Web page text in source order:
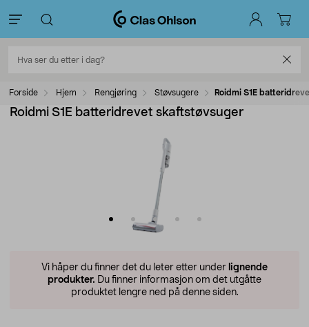
Forside Hjem Rengjøring Støvsugere Roidmi S1E
Roidmi S1E batteridrevet skaftstøvsuger
Vi håper du finner det du leter etter under lignende
produkter. Du finner informasjon om det utgåtte
produktet lengre ned på denne siden.